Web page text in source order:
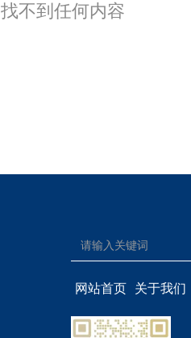
找不到任何内容
网站首页 关于我们